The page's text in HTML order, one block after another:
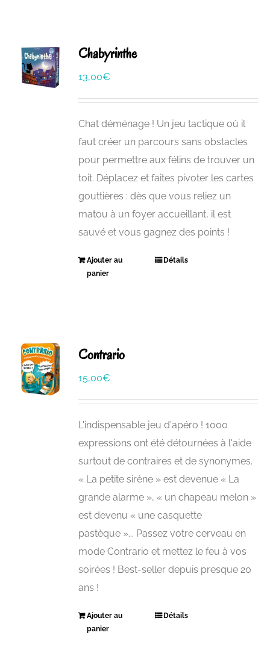
Chabyrinthe
13,00€
Chat déménage ! Un jeu tactique où il
faut créer un parcours sans obstacles
pour permettre aux félins de trouver un
toit. Déplacez et faites pivoter les cartes
gouttières : dès que vous reliez un
matou à un foyer accueillant, il est
sauvé et vous gagnez des points !
Ajouter au
panier
Détails
Contrario
15,00€
L'indispensable jeu d'apéro ! 1000
expressions ont été détournées à l'aide
surtout de contraires et de synonymes.
« La petite sirène » est devenue « La
grande alarme », « un chapeau melon »
est devenu « une casquette
pastèque »... Passez votre cerveau en
mode Contrario et mettez le feu à vos
soirées ! Best-seller depuis presque 20
ans !
Ajouter au
panier
Détails